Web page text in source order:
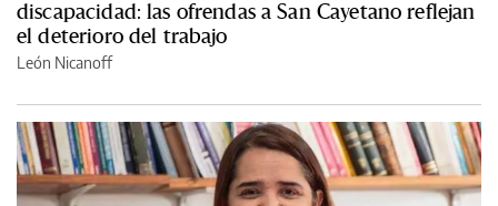
discapacidad: las ofrendas a San Cayetano reflejan
el deterioro del trabajo
León Nicanoff